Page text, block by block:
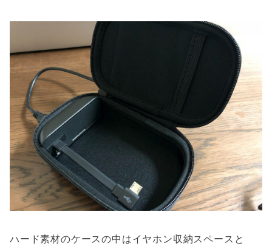
ハード素材のケースの中はイヤホン収納スペースと